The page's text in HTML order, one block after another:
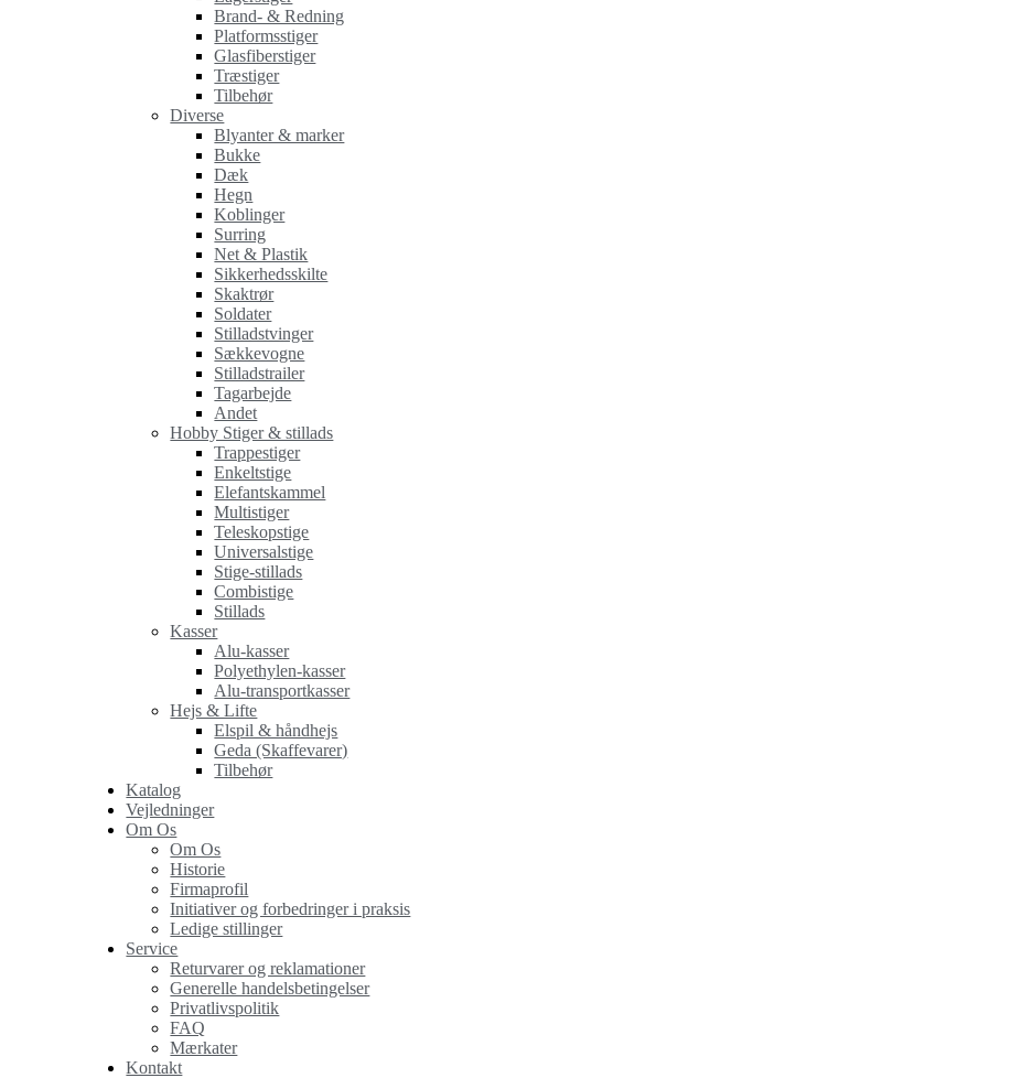
Brand- & Redning
Platformsstiger
Glasfiberstiger
Træstiger
Tilbehør
Diverse
Blyanter & marker
Bukke
Dæk
Hegn
Koblinger
Surring
Net & Plastik
Sikkerhedsskilte
Skaktrør
Soldater
Stilladstvinger
Sækkevogne
Stilladstrailer
Tagarbejde
Andet
Hobby Stiger & stillads
Trappestiger
Enkeltstige
Elefantskammel
Multistiger
Teleskopstige
Universalstige
Stige-stillads
Combistige
Stillads
Kasser
Alu-kasser
Polyethylen-kasser
Alu-transportkasser
Hejs & Lifte
Elspil & håndhejs
Geda (Skaffevarer)
Tilbehør
Katalog
Vejledninger
Om Os
Om Os
Historie
Firmaprofil
Initiativer og forbedringer i praksis
Ledige stillinger
Service
Returvarer og reklamationer
Generelle handelsbetingelser
Privatlivspolitik
FAQ
Mærkater
Kontakt